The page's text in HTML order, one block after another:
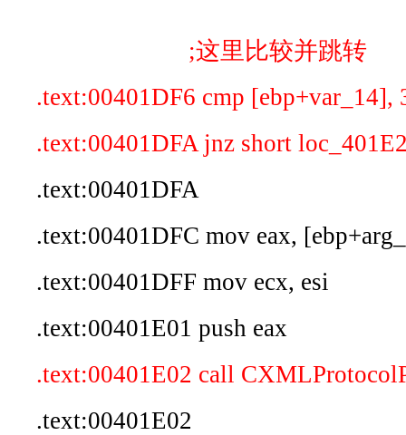
;这里比较并跳转
.text:00401DF6 cmp [ebp+var_14],
.text:00401DFA jnz short
.text:00401DFA
.text:00401DFC mov eax,
.text:00401DFF mov ecx, esi
.text:00401E01 push eax
.text:00401E02 call
.text:00401E02